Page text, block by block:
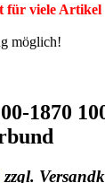
für viele Artikel
möglich!
1870
zzgl.